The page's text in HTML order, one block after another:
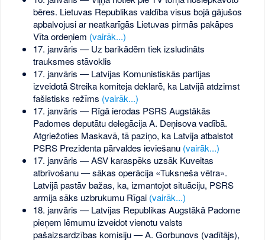
bēres. Lietuvas Republikas valdība visus bojā gājušos
apbalvojusi ar neatkarīgās Lietuvas pirmās pakāpes
Vīta ordeņiem (vairāk...)
17. janvāris — Uz barikādēm tiek izsludināts
trauksmes stāvoklis
17. janvāris — Latvijas Komunistiskās partijas
izveidotā Streika komiteja deklarē, ka Latvijā atdzimst
fašistisks režīms (vairāk...)
17. janvāris — Rīgā ierodas PSRS Augstākās
Padomes deputātu delegācija A. Deņisova vadībā.
Atgriežoties Maskavā, tā paziņo, ka Latvija atbalstot
PSRS Prezidenta pārvaldes ieviešanu (vairāk...)
17. janvāris — ASV karaspēks uzsāk Kuveitas
atbrīvošanu — sākas operācija «Tuksneša vētra».
Latvijā pastāv bažas, ka, izmantojot situāciju, PSRS
armija sāks uzbrukumu Rīgai (vairāk...)
18. janvāris — Latvijas Republikas Augstākā Padome
pieņem lēmumu izveidot vienotu valsts
pašaizsardzības komisiju — A. Gorbunovs (vadītājs),